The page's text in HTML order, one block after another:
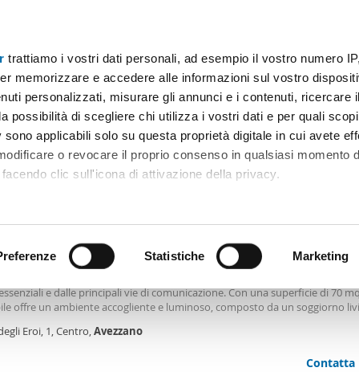
trattiamo i vostri dati personali, ad esempio il vostro numero
memorizzare e accedere alle informazioni sul vostro
personalizzati, misurare gli annunci e i contenuti, ricercare
possibilità di scegliere chi utilizza i vostri dati e per quali
applicabili solo su questa proprietà digitale in cui avete
o revocare il proprio consenso in qualsiasi momento
clic sull'icona di attivazione della privacy.
scansionandolo attivamente alla ricerca di caratteristiche
elaborati i tuoi dati personali e imposta le tue preferenze
il tuo consenso in qualsiasi momento dalla Dichiarazione
contenuti ed annunci, per fornire funzionalità dei
Condividiamo inoltre informazioni sul modo in cui utilizza il
Statistiche Marketing
Prezzo Superficie Locali Più filtri - 1
camera avezzano
Ordine Mioaffitto
Centro
e dalle principali vie di comunicazione. Con una superficie di 70
offre un ambiente accogliente e luminoso, composto da un soggiorno
un bagno moderno e funzionale. La
Eroi, 1, Centro,Avezzano
Contatta